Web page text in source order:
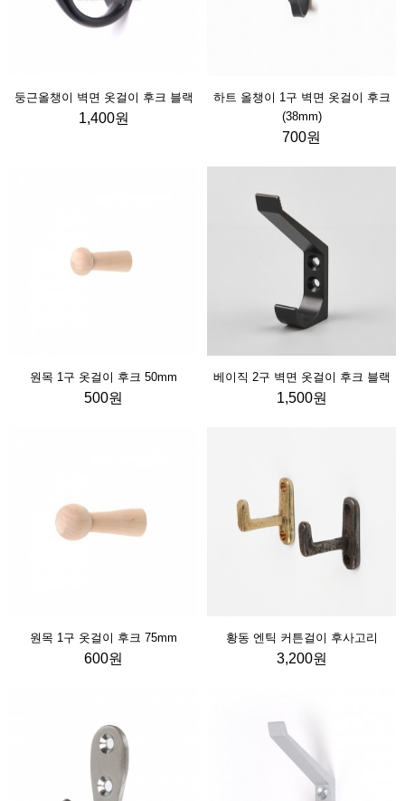
둥근올챙이 벽면 옷걸이 후크 블랙
1,400원
하트 올챙이 1구 벽면 옷걸이 후크
(38mm)
700원
원목 1구 옷걸이 후크 50mm
500원
베이직 2구 벽면 옷걸이 후크 블랙
1,500원
원목 1구 옷걸이 후크 75mm
600원
황동 엔틱 커튼걸이 후사고리
3,200원